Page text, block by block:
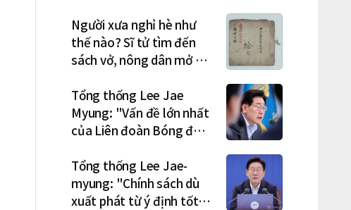
triệu đơn đặt trước
Người xưa nghỉ hè như
thế nào? Sĩ tử tìm đến
sách vở, nông dân mở hội
Tổng thống Lee Jae
Myung: "Vấn đề lớn nhất
của Liên đoàn Bóng đá
dân chủ và tình trạng
nắm quyền quá lâu"
Tổng thống Lee Jae-
myung: "Chính sách dù
xuất phát từ ý định tốt